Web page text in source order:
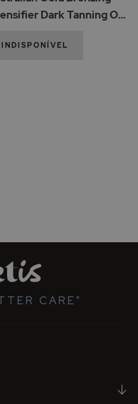
Dark Tanning Oil
INDISPONÍVEL
CARE"